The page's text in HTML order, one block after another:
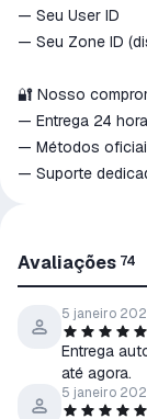
— Seu User ID
— Seu Zone ID
🔐 Nosso
— Entrega 24
— Métodos
— Suporte
Avaliações 74
5 janeiro
Entrega
até agora.
5 janeiro